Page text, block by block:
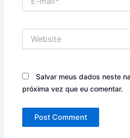
mail*
Salvar meus dados neste
próxima vez que eu comentar.